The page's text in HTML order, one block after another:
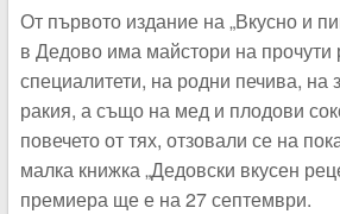
От първото издание на „Вкусно и
в Дедово има майстори на прочути
специалитети, на родни печива, на
ракия, а също на мед и плодови
повечето от тях, отзовали се на
малка книжка „Дедовски вкусен
премиера ще е на 27 септември.